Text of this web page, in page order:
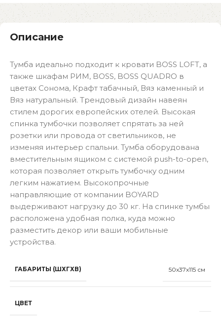
Описание
Тумба идеально подходит к кровати BOSS LOFT, а
также шкафам РИМ, BOSS, BOSS QUADRO в
цветах Сонома, Крафт табачный, Вяз каменный и
Вяз натуральный. Трендовый дизайн навеян
стилем дорогих европейских отелей. Высокая
спинка тумбочки позволяет спрятать за ней
розетки или провода от светильников, не
изменяя интерьер спальни. Тумба оборудована
вместительным ящиком с системой push-to-open,
которая позволяет открыть тумбочку одним
легким нажатием. Высокопрочные
направляющие от компании BOYARD
выдерживают нагрузку до 30 кг. На спинке тумбы
расположена удобная полка, куда можно
разместить декор или ваши мобильные
устройства.
ГАБАРИТЫ (ШХГХВ) 50x37x115 см
ЦВЕТ